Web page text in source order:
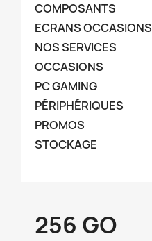
COMPOSANTS
ECRANS OCCASIONS
NOS SERVICES
OCCASIONS
PC GAMING
PÉRIPHÉRIQUES
PROMOS
STOCKAGE
256 GO